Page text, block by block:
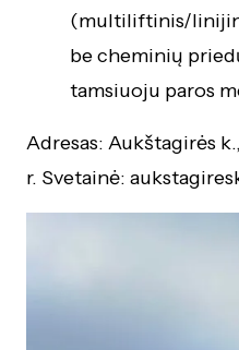
(multiliftinis/
be cheminių
tamsiuoju paros
Adresas: Aukštagirės
r. Svetainė: